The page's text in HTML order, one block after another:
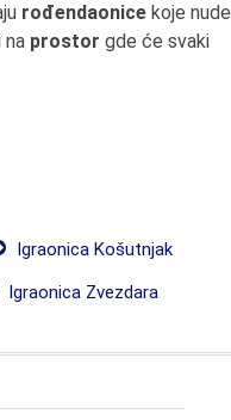
rođendaonice koje nude
na prostor gde će svaki
Igraonica Košutnjak
Igraonica Zvezdara